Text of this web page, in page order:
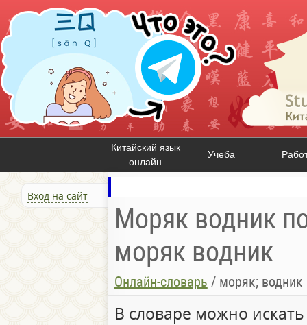
Китайский язык
онлайн
Учеба
Вход на сайт
Моряк водник
моряк водник
Онлайн-словарь / моряк; водник
В словаре можно